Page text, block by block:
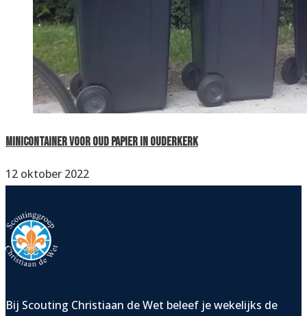
Minicontainer voor oud papier in Ouderkerk
12 oktober 2022
Bij Scouting Christiaan de Wet beleef je wekelijks de